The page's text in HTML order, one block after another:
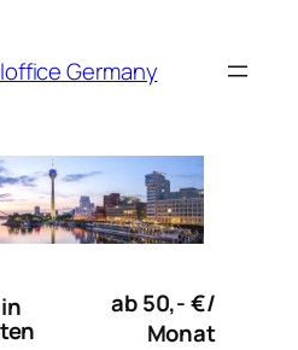
Germany
ab 50,- €/
Monat